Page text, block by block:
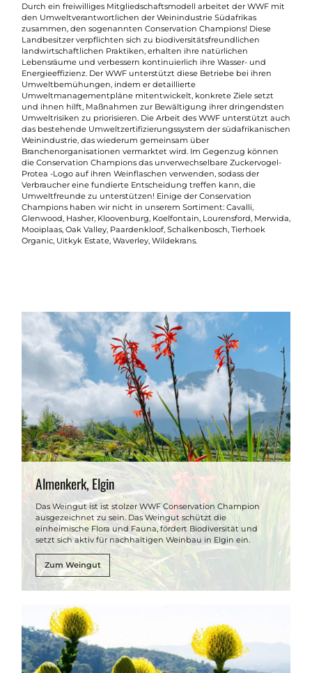
Durch ein freiwilliges Mitgliedschaftsmodell arbeitet der WWF mit
den Umweltverantwortlichen der Weinindustrie Südafrikas
zusammen, den sogenannten Conservation Champions! Diese
Landbesitzer verpflichten sich zu biodiversitätsfreundlichen
landwirtschaftlichen Praktiken, erhalten ihre natürlichen
Lebensräume und verbessern kontinuierlich ihre Wasser- und
Energieeffizienz. Der WWF unterstützt diese Betriebe bei ihren
Umweltbemühungen, indem er detaillierte
Umweltmanagementpläne mitentwickelt, konkrete Ziele setzt
und ihnen hilft, Maßnahmen zur Bewältigung ihrer dringendsten
Umweltrisiken zu priorisieren. Die Arbeit des WWF unterstützt auch
das bestehende Umweltzertifizierungssystem der südafrikanischen
Weinindustrie, das wiederum gemeinsam über
Branchenorganisationen vermarktet wird. Im Gegenzug können
die Conservation Champions das unverwechselbare Zuckervogel-
Protea -Logo auf ihren Weinflaschen verwenden, sodass der
Verbraucher eine fundierte Entscheidung treffen kann, die
Umweltfreunde zu unterstützen! Einige der Conservation
Champions haben wir nicht in unserem Sortiment: Cavalli,
Glenwood, Hasher, Kloovenburg, Koelfontain, Lourensford, Merwida,
Mooiplaas, Oak Valley, Paardenkloof, Schalkenbosch, Tierhoek
Organic, Uitkyk Estate, Waverley, Wildekrans.
Almenkerk, Elgin
Das Weingut ist ist stolzer WWF Conservation Champion
ausgezeichnet zu sein. Das Weingut schützt die
einheimische Flora und Fauna, fördert Biodiversität und
setzt sich aktiv für nachhaltigen Weinbau in Elgin ein.
Zum Weingut